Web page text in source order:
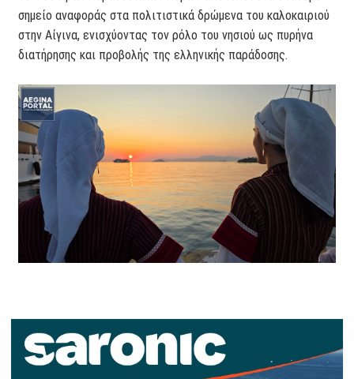
σημείο αναφοράς στα πολιτιστικά δρώμενα του καλοκαιριού
στην Αίγινα, ενισχύοντας τον ρόλο του νησιού ως πυρήνα
διατήρησης και προβολής της ελληνικής παράδοσης.